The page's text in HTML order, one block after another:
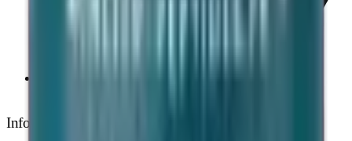
Informations légales